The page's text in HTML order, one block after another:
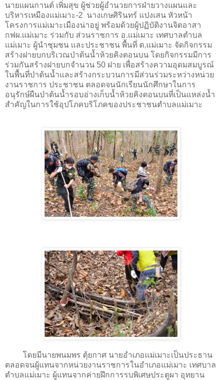
นายแผนกานต์ เพิ่มสุข ผู้ช่วยผู้อำนวยการฝ่ายวางแผนและ
บริหารเหมืองแม่เมาะ-2 นางเกษศิรินทร์ แปงเสน หัวหน้า
โครงการแม่เมาะเมืองน่าอยู่ พร้อมด้วยผู้ปฏิบัติงานจิตอาสา
กฟผ.แม่เมาะ ร่วมกับ ส่วนราชการ อ.แม่เมาะ เทศบาลตำบล
แม่เมาะ ผู้นำชุมชน และประชาชน พื้นที่ ต.แม่เมาะ จัดกิจกรรม
สร้างฝายบกบริเวณป่าต้นนํ้าห้วยคิงตอนบน โดยกิจกรรมมีการ
ร่วมกันสร้างฝายบกจำนวน 50 ฝาย เพื่อสร้างความอุดมสมบูรณ์
ในพื้นที่ป่าต้นน้ำและสร้างกระบวนการมีส่วนร่วมระหว่างหน่วย
งานราชการ ประชาชน ตลอดจนนักเรียนนักศึกษาในการ
อนุรักษ์ผืนป่าต้นน้ำรอบอ่างเก็บน้ำห้วยคิงตอนบนที่เป็นแหล่งน้ำ
สำคัญในการใช้อุปโภคบริโภคของประชาชนตำบลแม่เมาะ
โดยมีนายพนมพร ตุ้ยกาศ นายอำเภอแม่เมาะเป็นประธาน
ตลอดจนผู้แทนจากหน่วยงานราชการในอำเภอแม่เมาะ เทศบาล
ตำบลแม่เมาะ ผู้แทนจากค่ายฝึกการรบพิเศษประตูผา อุทยาน